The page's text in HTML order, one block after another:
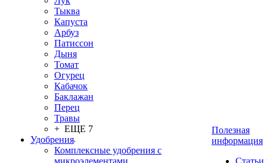
Тыква
Капуста
Арбуз
Патиссон
Дыня
Томат
Огурец
Кабачок
Баклажан
Перец
Травы
+ ЕЩЕ 7
Удобрения
Комплексные удобрения с
микроэлементами
Полезная
информация
Статьи